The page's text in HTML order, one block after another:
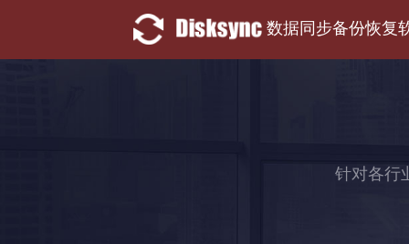
数据同步备份恢复
针对各行